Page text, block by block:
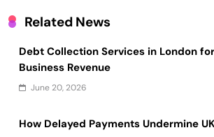
Related News
Debt Collection Services in London
Business Revenue
June 20, 2026
How Delayed Payments Undermine